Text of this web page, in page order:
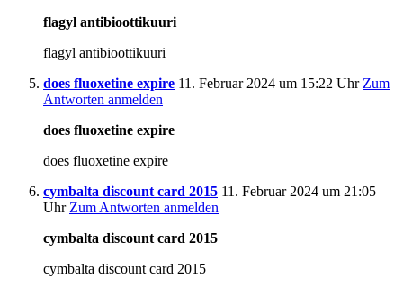
flagyl antibioottikuuri
flagyl antibioottikuuri
does fluoxetine expire 11. Februar 2024 um 15:22 Uhr Zum
Antworten anmelden
does fluoxetine expire
does fluoxetine expire
cymbalta discount card 2015 11. Februar 2024 um 21:05
Uhr Zum Antworten anmelden
cymbalta discount card 2015
cymbalta discount card 2015